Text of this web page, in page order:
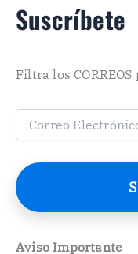
Suscríbete
Filtra los
C
e
o
e
Aviso Importante